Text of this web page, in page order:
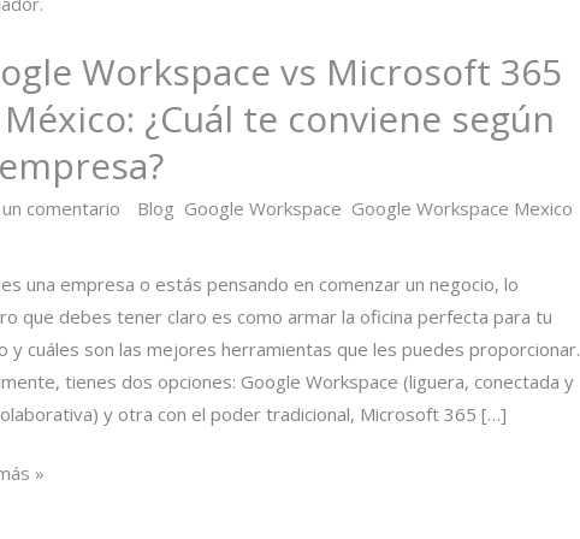
Workspace vs Microsoft 365
¿Cuál te conviene según
comentario Blog Google Workspace Google Workspace Mexico
una empresa o estás pensando en comenzar un negocio, lo
que debes tener claro es como armar la oficina perfecta para tu
y cuáles son las mejores herramientas que les puedes proporcionar.
tienes dos opciones: Google Workspace (liguera, conectada y
y otra con el poder tradicional, Microsoft 365 […]
»